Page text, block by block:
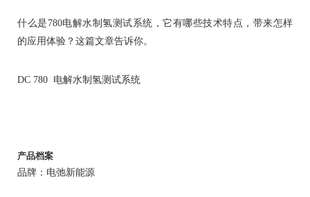
什么是780电解水制氢测试系统，它有哪些技术特点，带来怎样
的应用体验？这篇文章告诉你。
DC 780 电解水制氢测试系统
产品档案
品牌：电弛新能源